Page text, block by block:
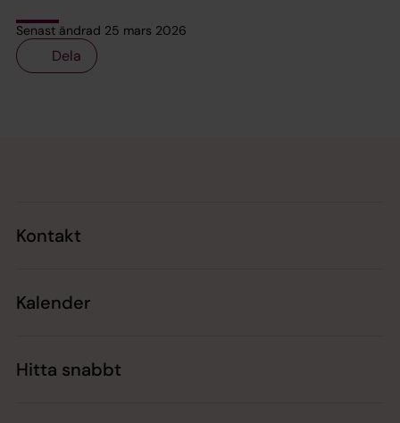
Senast ändrad 25 mars 2026
Dela
Kontakt
Kalender
Hitta snabbt